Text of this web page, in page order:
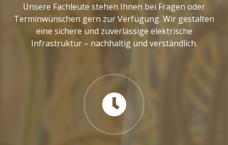
Unsere Fachleute stehen Ihnen bei Fragen oder
Terminwünschen gern zur Verfügung. Wir gestalten
eine sichere und zuverlässige elektrische
Infrastruktur – nachhaltig und verständlich.